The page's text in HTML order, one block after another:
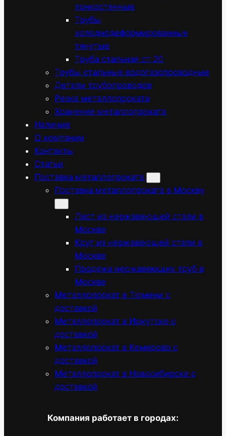
тонкостенные
Трубы
холоднодеформированные
тянутые
Труба стальная ст 20
Трубы стальные водогазопроводные
Детали трубопроводов
Резка металлопроката
Хранение металлопроката
Наличие
О компании
Контакты
Статьи
Поставка металлопроката
Поставка металлопроката в Москву
Лист из нержавеющей стали в
Москве
Круг из нержавеющей стали в
Москве
Продажа нержавеющих труб в
Москве
Металлопрокат в Тюмени с
доставкой
Металлопрокат в Иркутске с
доставкой
Металлопрокат в Кемерово с
доставкой
Металлопрокат в Новосибирске с
доставкой
Компания работает в городах: